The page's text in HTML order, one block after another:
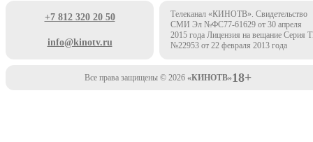
+7 812 320 20 50
info@kinotv.ru
Телеканал «КИНОТВ». Свидетельство
СМИ Эл №ФС77-61629 от 30 апреля
2015 года Лицензия на вещание Серия
№22953 от 22 февраля 2013 года
Все права защищены © 2026 «КИНОТВ»18+